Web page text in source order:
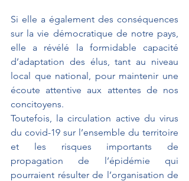
Si elle a également des conséquences
sur la vie démocratique de notre pays,
elle a révélé la formidable capacité
d’adaptation des élus, tant au niveau
local que national, pour maintenir une
écoute attentive aux attentes de nos
concitoyens.
Toutefois, la circulation active du virus
du covid-19 sur l’ensemble du territoire
et les risques importants de
propagation de l’épidémie qui
pourraient résulter de l’organisation de